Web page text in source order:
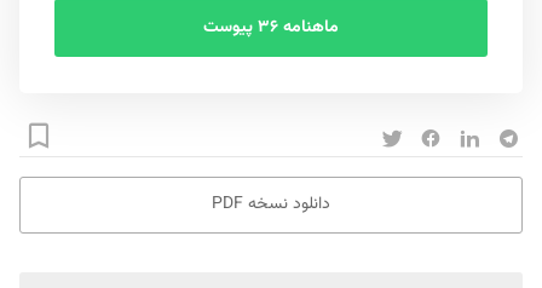
ماهنامه ۳۶ پیوست
دانلود نسخه PDF